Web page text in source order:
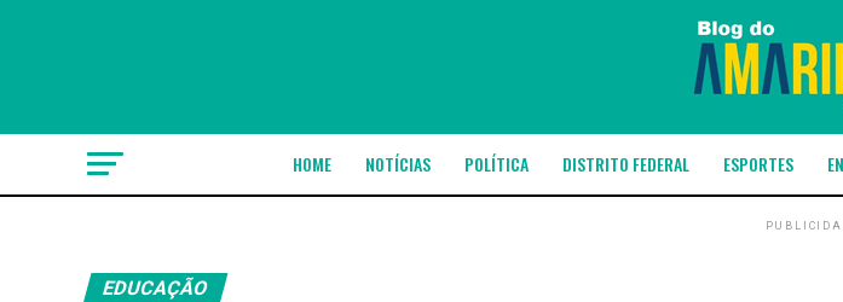
HOME NOTÍCIAS POLÍTICA DISTRITO FEDERAL ESPORTES
EDUCAÇÃO